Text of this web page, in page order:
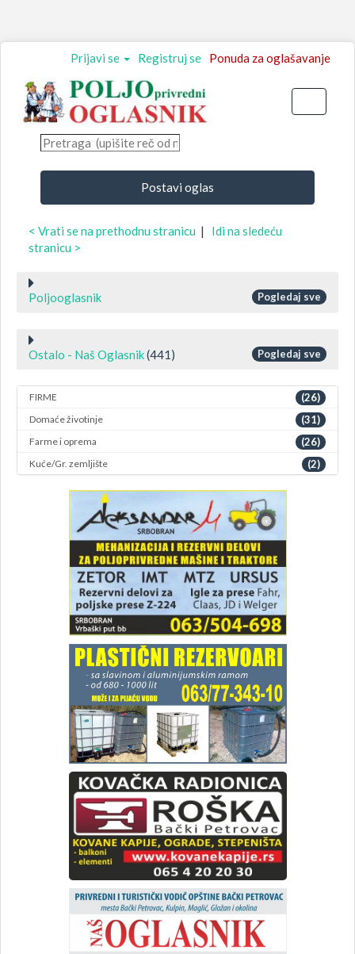
Ponuda za oglašavanje
Registruj se
Prijavi se
Postavi oglas
< Vrati se na prethodnu stranicu | Idi na sledeću
stranicu >
Poljooglasnik Pogledaj sve
Ostalo - Naš Oglasnik(441) Pogledaj sve
FIRME (26)
Domaće životinje (31)
Farme i oprema (26)
Kuće/Gr. zemljište (2)